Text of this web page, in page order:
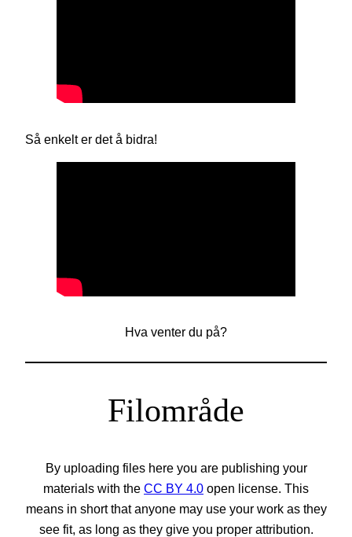
Så enkelt er det å bidra!
Hva venter du på?
Filområde
By uploading files here you are publishing your
materials with the CC BY 4.0 open license. This
means in short that anyone may use your work as they
see fit, as long as they give you proper attribution.